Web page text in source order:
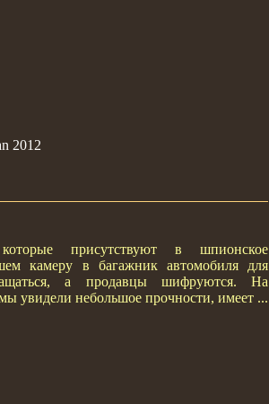
2012
присутствуют в шпионское
камеру в багажник автомобиля для
а продавцы шифруются. На
увидели небольшое прочности, имеет ...